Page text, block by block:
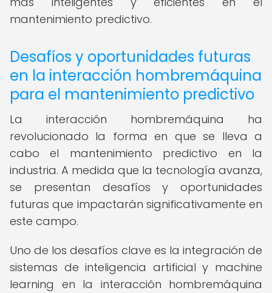
mantenimiento predictivo.
Desafíos y oportunidades futuras
en la interacción hombremáquina
para el mantenimiento predictivo
La interacción hombremáquina ha
revolucionado la forma en que se lleva a
cabo el mantenimiento predictivo en la
industria. A medida que la tecnología avanza,
se presentan desafíos y oportunidades
futuras que impactarán significativamente en
este campo.
Uno de los desafíos clave es la integración de
sistemas de inteligencia artificial y machine
learning en la interacción hombremáquina